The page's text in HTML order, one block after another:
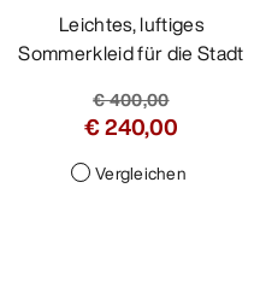
Leichtes, luftiges
Sommerkleid für die Stadt
€ 400,00
€ 240,00
Vergleichen